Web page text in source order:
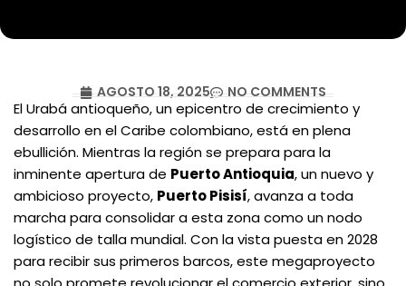
AGOSTO 18, 2025 NO COMMENTS
El Urabá antioqueño, un epicentro de crecimiento y
desarrollo en el Caribe colombiano, está en plena
ebullición. Mientras la región se prepara para la
inminente apertura de Puerto Antioquia, un nuevo y
ambicioso proyecto, Puerto Pisisí, avanza a toda
marcha para consolidar a esta zona como un nodo
logístico de talla mundial. Con la vista puesta en 2028
para recibir sus primeros barcos, este megaproyecto